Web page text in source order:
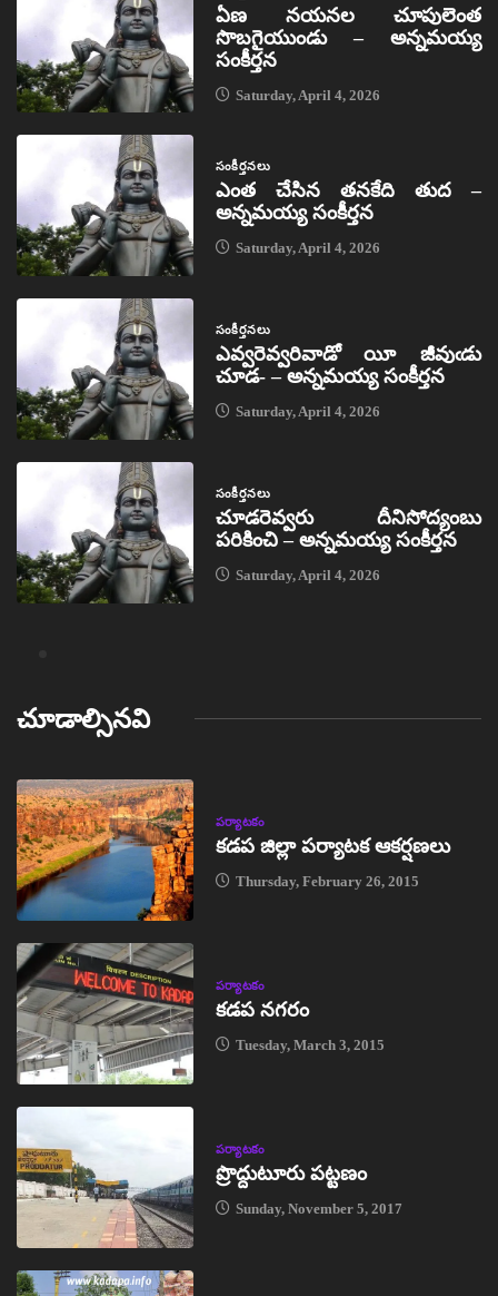
ఏణ నయనల చూపులెంత
సొబగైయుండు – అన్నమయ్య
సంకీర్తన
Saturday, April 4, 2026
సంకీర్తనలు
ఎంత చేసిన తనకేది తుద –
అన్నమయ్య సంకీర్తన
Saturday, April 4, 2026
సంకీర్తనలు
ఎవ్వరెవ్వరివాడో యీ జీవుఁడు
చూడ- – అన్నమయ్య సంకీర్తన
Saturday, April 4, 2026
సంకీర్తనలు
చూడరెవ్వరు దీనిసోద్యంబు
పరికించి – అన్నమయ్య సంకీర్తన
Saturday, April 4, 2026
చూడాల్సినవి
పర్యాటకం
కడప జిల్లా పర్యాటక ఆకర్షణలు
Thursday, February 26, 2015
పర్యాటకం
కడప నగరం
Tuesday, March 3, 2015
పర్యాటకం
ప్రొద్దుటూరు పట్టణం
Sunday, November 5, 2017